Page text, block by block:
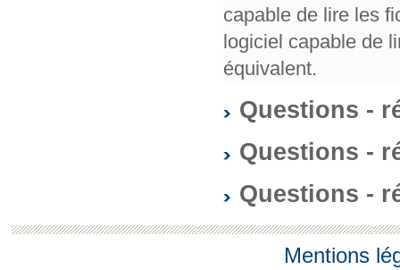
capable de lire les
logiciel capable de
équivalent.
Questions -
Questions -
Questions -
Mentions